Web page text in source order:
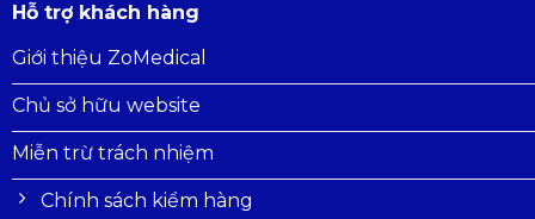
Hỗ trợ khách hàng
Giới thiệu ZoMedical
Chủ sở hữu website
Miễn trừ trách nhiệm
Chính sách kiểm hàng